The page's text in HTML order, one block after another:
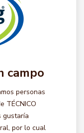
campo
personas
TÉCNICO
gustaría
por lo cual